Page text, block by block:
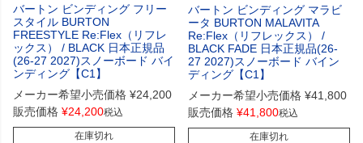
バートン ビンディング フリー
スタイル BURTON
FREESTYLE Re:Flex（リフレ
ックス） / BLACK 日本正規品
(26-27 2027)スノーボード バイ
ンディング【C1】
メーカー希望小売価格 ¥24,200
販売価格 ¥24,200税込
在庫切れ
バートン ビンディング マラビ
ータ BURTON MALAVITA
Re:Flex（リフレックス） /
BLACK FADE 日本正規品(26-
27 2027)スノーボード バイン
ディング【C1】
メーカー希望小売価格 ¥41,800
販売価格 ¥41,800税込
在庫切れ